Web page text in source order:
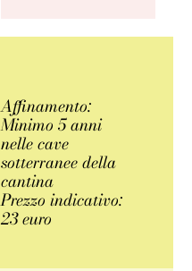
Affinamento:
Minimo 5 anni
nelle cave
sotterranee della
cantina
Prezzo indicativo:
23 euro